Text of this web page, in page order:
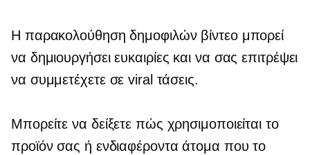
Η παρακολούθηση δημοφιλών βίντεο μπορεί
να δημιουργήσει ευκαιρίες και να σας επιτρέψει
να συμμετέχετε σε viral τάσεις.
Μπορείτε να δείξετε πώς χρησιμοποιείται το
προϊόν σας ή ενδιαφέροντα άτομα που το